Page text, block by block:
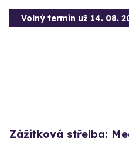
Volný termín už 14. 08.
Zážitková střelba: